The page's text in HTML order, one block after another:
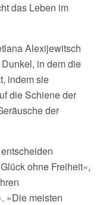
das Leben im
Alexijewitsch
in dem die
indem sie
die Schiene der
der
ohne Freiheit«,
»Die meisten